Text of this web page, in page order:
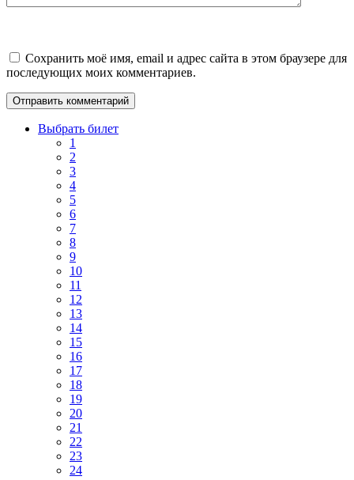
Сохранить моё имя, email и адрес сайта в этом браузере для
последующих моих комментариев.
Выбрать билет
1
2
3
4
5
6
7
8
9
10
11
12
13
14
15
16
17
18
19
20
21
22
23
24